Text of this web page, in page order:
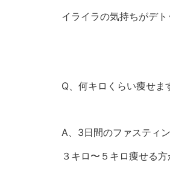
イライラの気持ちがデ
Q、何キロくらい痩せま
A、3日間のファスティ
３キロ〜５キロ痩せる方